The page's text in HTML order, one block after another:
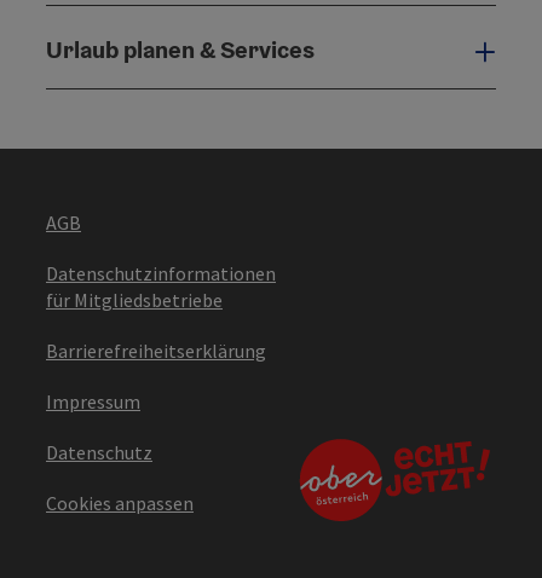
Urlaub planen & Services
AGB
Datenschutzinformationen
für Mitgliedsbetriebe
Barrierefreiheitserklärung
Impressum
Datenschutz
Cookies anpassen